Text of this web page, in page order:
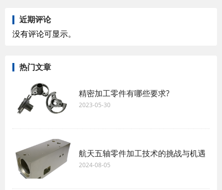
近期评论
没有评论可显示。
热门文章
精密加工零件有哪些要求?
2023-05-30
航天五轴零件加工技术的挑战与机遇
2024-08-05